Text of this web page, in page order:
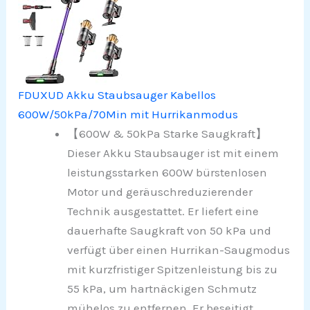
FDUXUD Akku Staubsauger Kabellos
600W/50kPa/70Min mit Hurrikanmodus
【600W & 50kPa Starke Saugkraft】
Dieser Akku Staubsauger ist mit einem
leistungsstarken 600W bürstenlosen
Motor und geräuschreduzierender
Technik ausgestattet. Er liefert eine
dauerhafte Saugkraft von 50 kPa und
verfügt über einen Hurrikan-Saugmodus
mit kurzfristiger Spitzenleistung bis zu
55 kPa, um hartnäckigen Schmutz